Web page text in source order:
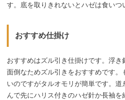
す。底を取りきれないとハゼは食いつ
おすすめ仕掛け
おすすめはズル引き仕掛けです。浮
面倒なためズル引きをおすすめです。
いのですがタルオモリが簡単です。
んで先にハリス付きのハゼ針か長袖を